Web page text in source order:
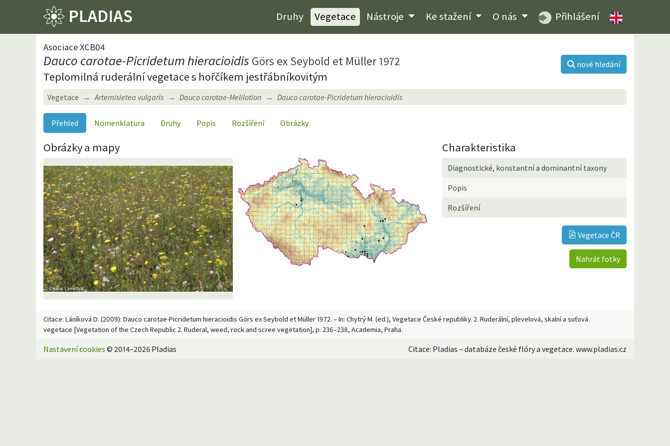
Druhy Vegetace Nástroje Ke stažení O nás Přihlášení
Asociace XCB04
Dauco carotae-Picridetum hieracioidis Görs ex Seybold et Müller 1972
Teplomilná ruderální vegetace s hořčíkem jestřábníkovitým
nové hledání
Vegetace Artemisietea vulgaris Dauco carotae-Melilotion Dauco carotae-Picridetum hieracioidis
Přehled Nomenklatura Druhy Popis Rozšíření Obrázky
Obrázky a mapy Charakteristika
Diagnostické, konstantní a dominantní taxony
Popis
Rozšíření
Vegetace ČR
Nahrát fotky
Citace: Láníková D. (2009): Dauco carotae-Picridetum hieracioidis Görs ex Seybold et Müller 1972. – In: Chytrý M. (ed.), Vegetace České republiky. 2. Ruderální, plevelová, skalní a suťová
vegetace [Vegetation of the Czech Republic 2. Ruderal, weed, rock and scree vegetation], p. 236–238, Academia, Praha.
Nastavení cookies © 2014–2026 Pladias Citace: Pladias – databáze české flóry a vegetace. www.pladias.cz